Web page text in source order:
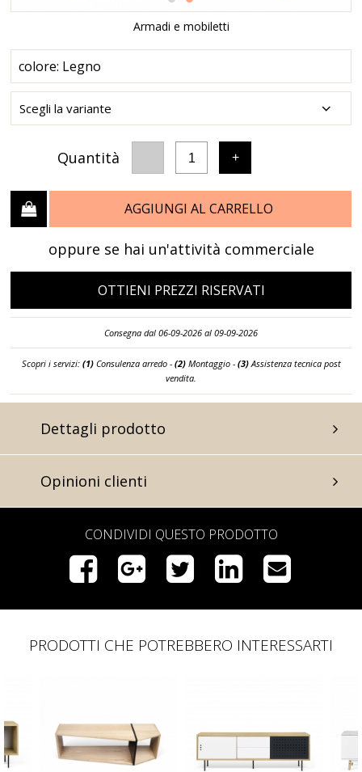
Armadi e mobiletti
colore: Legno
Quantità 1 +
AGGIUNGI AL CARRELLO
oppure se hai un'attività commerciale
OTTIENI PREZZI RISERVATI
Consegna dal 06-09-2026 al 09-09-2026
Scopri i servizi: (1)Consulenza arredo - (2)Montaggio - (3)Assistenza tecnica post
vendita.
Dettagli prodotto
Opinioni clienti
CONDIVIDI QUESTO PRODOTTO
PRODOTTI CHE POTREBBERO INTERESSARTI